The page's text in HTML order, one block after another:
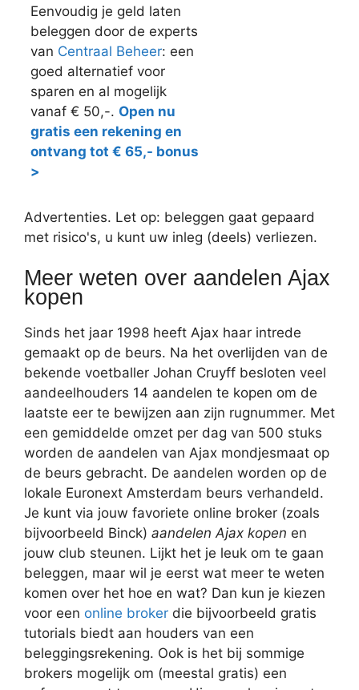
Eenvoudig je geld laten
beleggen door de experts
van Centraal Beheer: een
goed alternatief voor
sparen en al mogelijk
vanaf € 50,-. Open nu
gratis een rekening en
ontvang tot € 65,- bonus
>
Advertenties. Let op: beleggen gaat gepaard
met risico's, u kunt uw inleg (deels) verliezen.
Meer weten over aandelen Ajax
kopen
Sinds het jaar 1998 heeft Ajax haar intrede
gemaakt op de beurs. Na het overlijden van de
bekende voetballer Johan Cruyff besloten veel
aandeelhouders 14 aandelen te kopen om de
laatste eer te bewijzen aan zijn rugnummer. Met
een gemiddelde omzet per dag van 500 stuks
worden de aandelen van Ajax mondjesmaat op
de beurs gebracht. De aandelen worden op de
lokale Euronext Amsterdam beurs verhandeld.
Je kunt via jouw favoriete online broker (zoals
bijvoorbeeld Binck) aandelen Ajax kopen en
jouw club steunen. Lijkt het je leuk om te gaan
beleggen, maar wil je eerst wat meer te weten
komen over het hoe en wat? Dan kun je kiezen
voor een online broker die bijvoorbeeld gratis
tutorials biedt aan houders van een
beleggingsrekening. Ook is het bij sommige
brokers mogelijk om (meestal gratis) een